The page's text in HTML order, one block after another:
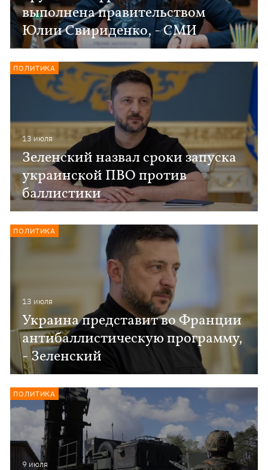
выполнена правительством
Юлии Свириденко, - СМИ
13 июля
Зеленский назвал сроки запуска
украинской ПВО против
баллистики
ПОЛИТИКА
13 июля
Украина представит во Франции
антибаллистическую программу,
- Зеленский
ПОЛИТИКА
9 июля
ПОЛИТИКА